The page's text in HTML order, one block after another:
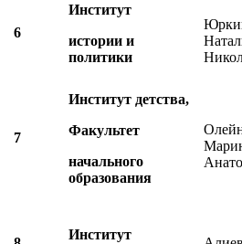
6
Институт
истории и
политики
7
Институт детства,
Факультет
начального
образования
Институт